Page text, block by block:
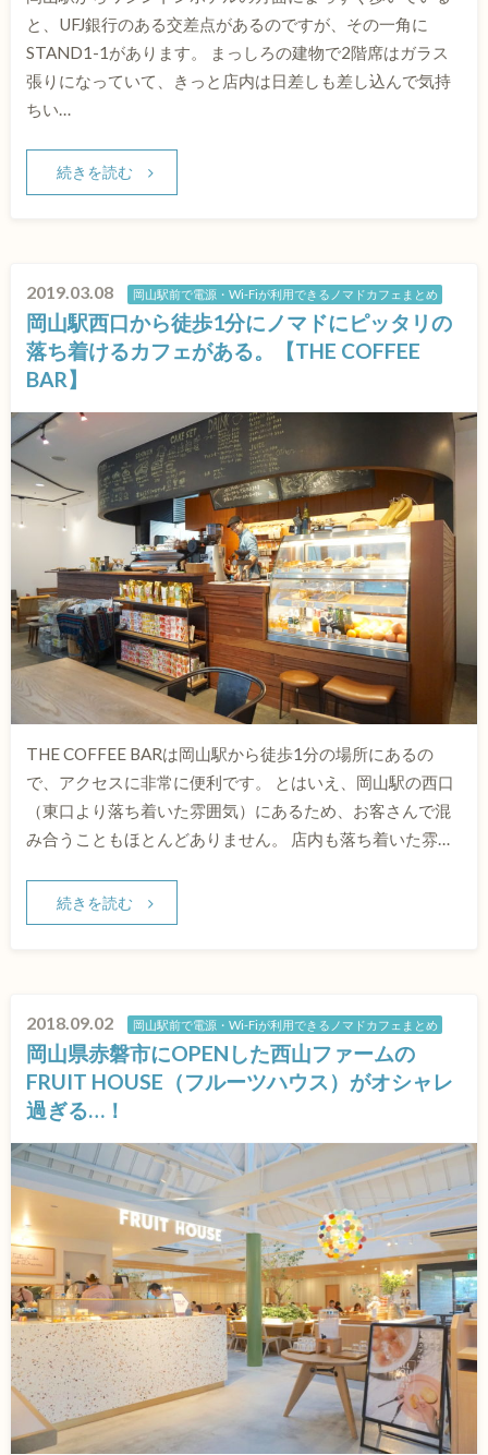
と、UFJ銀行のある交差点があるのですが、その一角に
STAND1-1があります。 まっしろの建物で2階席はガラス
張りになっていて、きっと店内は日差しも差し込んで気持
ちい…
続きを読む
2019.03.08 岡山駅前で電源・Wi-Fiが利用できるノマドカフェまとめ
岡山駅西口から徒歩1分にノマドにピッタリの
落ち着けるカフェがある。【THE COFFEE
BAR】
THE COFFEE BARは岡山駅から徒歩1分の場所にあるの
で、アクセスに非常に便利です。 とはいえ、岡山駅の西口
（東口より落ち着いた雰囲気）にあるため、お客さんで混
み合うこともほとんどありません。 店内も落ち着いた雰…
続きを読む
2018.09.02 岡山駅前で電源・Wi-Fiが利用できるノマドカフェまとめ
岡山県赤磐市にOPENした西山ファームの
FRUIT HOUSE（フルーツハウス）がオシャレ
過ぎる…！